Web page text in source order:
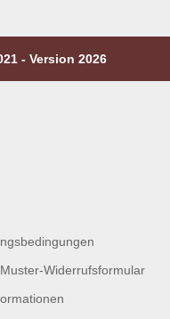
- Version 2026
Widerrufsformular